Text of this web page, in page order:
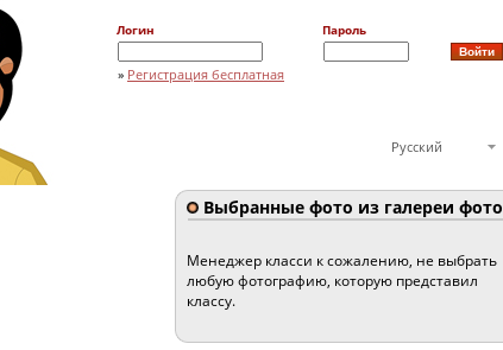
Логин Пароль
» Регистрация бесплатная
Русский
Выбранные фото из галереи фото
Менеджер класси к сожалению, не выбрать
любую фотографию, которую представил
классу.